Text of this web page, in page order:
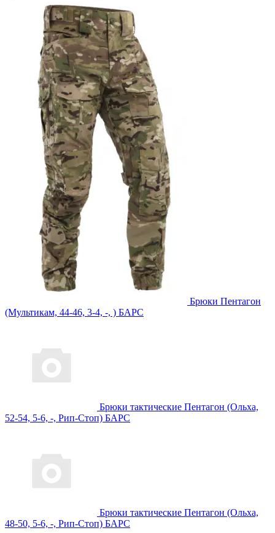
Брюки Пентагон
(Мультикам, 44-46, 3-4, -, ) БАРС
Брюки тактические Пентагон (Ольха,
52-54, 5-6, -, Рип-Стоп) БАРС
Брюки тактические Пентагон (Ольха,
48-50, 5-6, -, Рип-Стоп) БАРС